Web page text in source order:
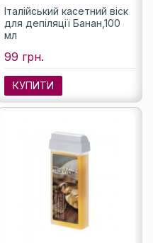
Італійський касетний віск
для депіляції Банан,100
мл
99 грн.
КУПИТИ